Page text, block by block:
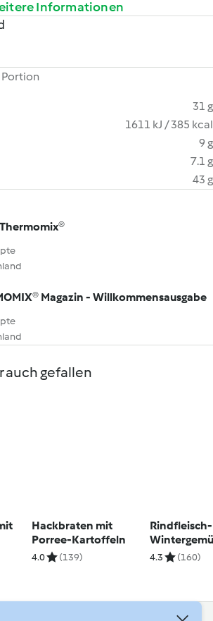
Informationen
31 g
1611 kJ / 385 kcal
9 g
7.1 g
43 g
Magazin - Willkommensausgabe
auch gefallen
Hackbraten mit
Porree-Kartoffeln
4.0 (139)
Rindfleisch-
4.3 (160)